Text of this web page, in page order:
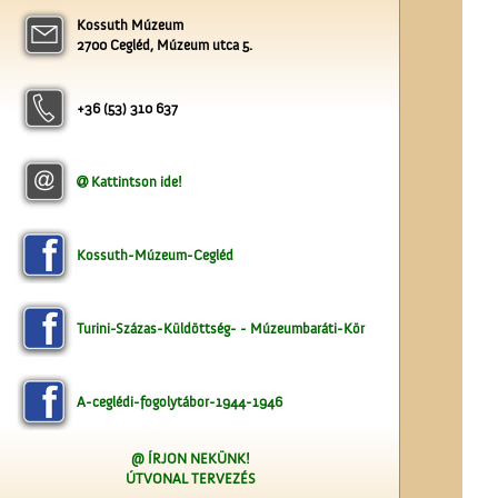
Kossuth Múzeum
2700 Cegléd, Múzeum utca 5.
+36 (53) 310 637
Kattintson ide!
Kossuth-Múzeum-Cegléd
Turini-Százas-Küldöttség- - Múzeumbaráti-Kör
A-ceglédi-fogolytábor-1944-1946
@ ÍRJON NEKÜNK!
ÚTVONAL TERVEZÉS